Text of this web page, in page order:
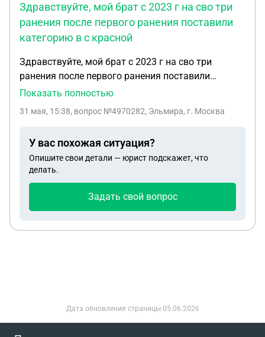
Здравствуйте, мой брат с 2023 г на сво три
ранения после первого ранения поставили
категорию в с красной
Здравствуйте, мой брат с 2023 г на сво три
ранения после первого ранения поставили
категорию в с красной печатью, его не уволили и
на задание и он теперь бп с 24.02.2026 , статус не
базе есть , что нам делать дальше?
Показать полностью
31 мая, 15:38, вопрос №4970282, Эльмира, г. Москва
У вас похожая ситуация?
Опишите свои детали — юрист подскажет, что
делать.
Задать свой вопрос
Дата обновления страницы 05.06.2026